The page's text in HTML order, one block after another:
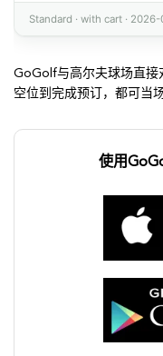
GoGolf与高尔夫球场直接
空位到完成预订，都可当
使用